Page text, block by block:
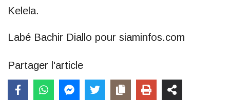
Kelela.
Labé Bachir Diallo pour siaminfos.com
Partager l'article